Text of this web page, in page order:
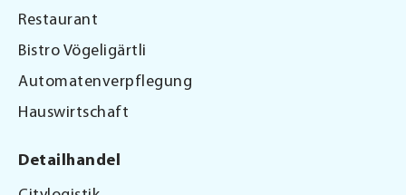
Restaurant
Bistro Vögeligärtli
Automatenverpflegung
Hauswirtschaft
Detailhandel